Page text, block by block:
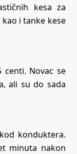
kesa za
i tanke kese
Novac se
ali su do sada
konduktera.
minuta nakon